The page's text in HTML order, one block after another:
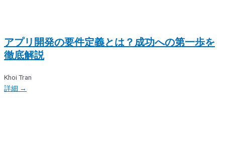
アプリ開発の要件定義とは？成功への第一歩を
徹底解説
Khoi Tran
詳細 →